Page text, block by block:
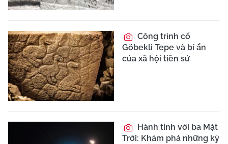
Công trình cổ
Göbekli Tepe và bí ẩn
của xã hội tiền sử
Hành tinh với ba Mặt
Trời: Khám phá những kỳ